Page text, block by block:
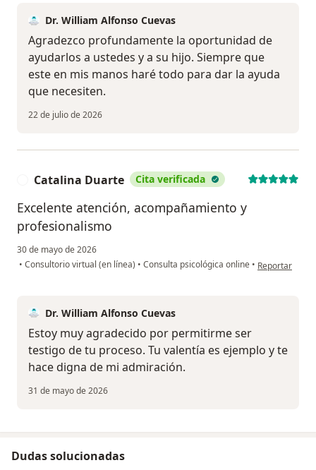
Dr. William Alfonso Cuevas
Agradezco profundamente la oportunidad de
ayudarlos a ustedes y a su hijo. Siempre que
este en mis manos haré todo para dar la ayuda
que necesiten.
22 de julio de 2026
Catalina Duarte Cita verificada
Excelente atención, acompañamiento y
profesionalismo
30 de mayo de 2026
• Consultorio virtual (en línea) • Consulta psicológica online • en opinión del
Reportar
Dr. William Alfonso Cuevas
Estoy muy agradecido por permitirme ser
testigo de tu proceso. Tu valentía es ejemplo y te
hace digna de mi admiración.
31 de mayo de 2026
Dudas solucionadas